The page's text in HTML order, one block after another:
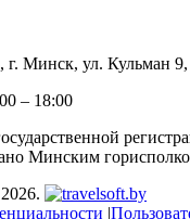
г. Минск, ул. Кульман 9,
– 18:00
Минским
|